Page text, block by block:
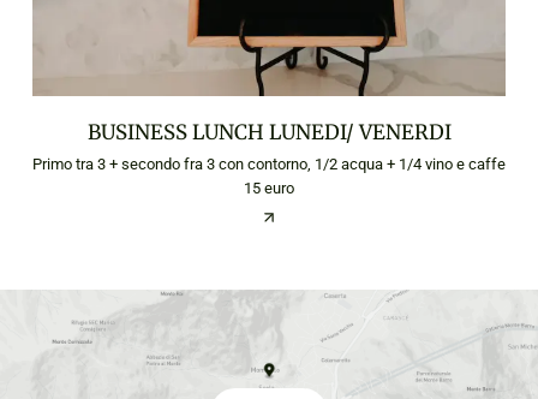
BUSINESS LUNCH LUNEDI/ VENERDI
Primo tra 3 + secondo fra 3 con contorno, 1/2 acqua + 1/4 vino e caffe
15 euro